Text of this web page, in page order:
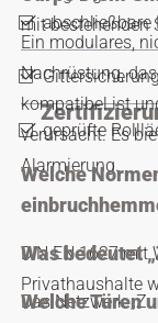
abschließbare
geprüfte
mit bestehenden
Ein modulares,
Nachrüstung,
kompatibel ist
verursacht. Es
Alarmierung.
Welche
DIN EN 1627 mit
Privathaushalte
Was bedeutet
Das Netzwerk
Welche Türen